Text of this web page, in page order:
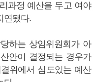
과정 예산을 두고 여야
연됐다.
하는 상임위원회가 아
안이 결정되는 경우가
위에서 심도있는 예산